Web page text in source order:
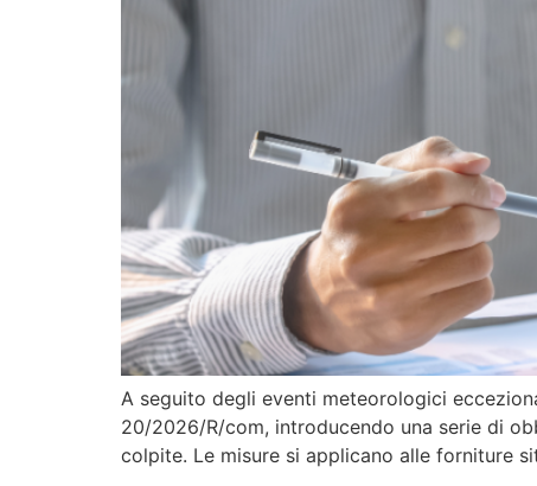
A seguito degli eventi meteorologici
20/2026/R/com, introducendo una serie di
colpite. Le misure si applicano alle forniture